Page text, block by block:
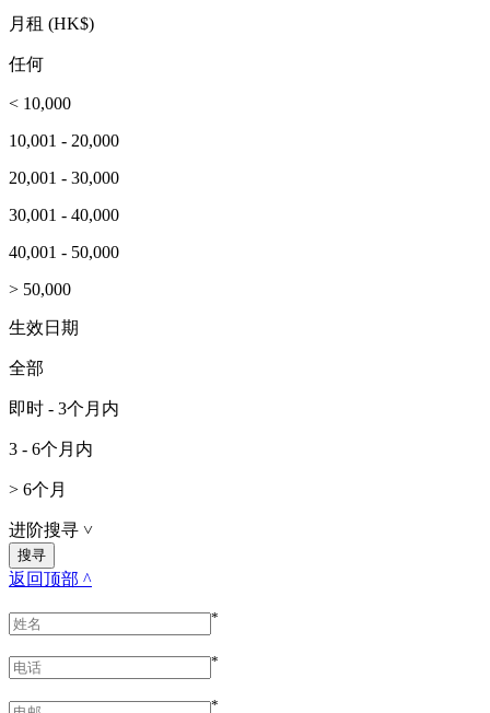
月租 (HK$)
任何
< 10,000
10,001 - 20,000
20,001 - 30,000
30,001 - 40,000
40,001 - 50,000
> 50,000
生效日期
全部
即时 - 3个月内
3 - 6个月内
> 6个月
进阶搜寻 ˅
返回顶部 ^
*
*
*